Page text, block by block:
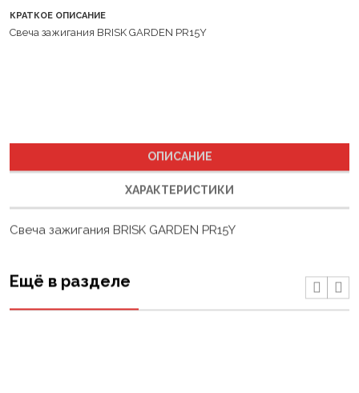
КРАТКОЕ ОПИСАНИЕ
Свеча зажигания BRISK GARDEN PR15Y
ХАРАКТЕРИСТИКИ
Свеча зажигания BRISK GARDEN PR15Y